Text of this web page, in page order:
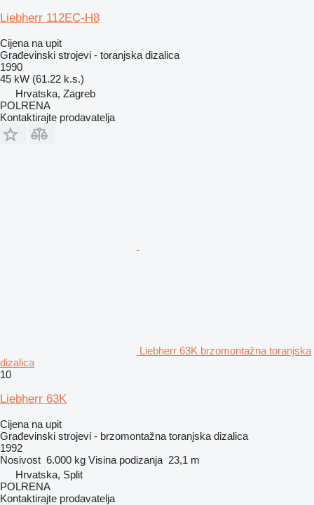
Liebherr 112EC-H8
Cijena na upit
Građevinski strojevi - toranjska dizalica
1990
45 kW (61.22 k.s.)
Hrvatska, Zagreb
POLRENA
Kontaktirajte prodavatelja
Liebherr 63K brzomontažna toranjska
dizalica
10
Liebherr 63K
Cijena na upit
Građevinski strojevi - brzomontažna toranjska dizalica
1992
Nosivost 6.000 kg Visina podizanja 23,1 m
Hrvatska, Split
POLRENA
Kontaktirajte prodavatelja